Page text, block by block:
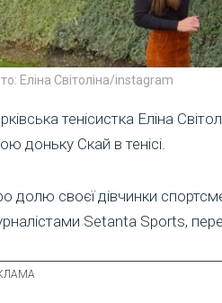
Еліна Світоліна/instagram
тенісистка Еліна
доньку Скай в тенісі.
долю своєї дівчинки
Setanta Sports,